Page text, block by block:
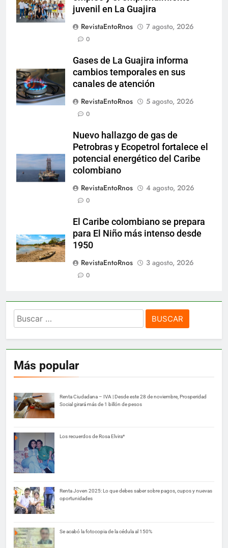
juvenil en La Guajira
RevistaEntoRnos
7 agosto, 2026
0
Gases de La Guajira informa
cambios temporales en sus
canales de atención
RevistaEntoRnos
5 agosto, 2026
0
Nuevo hallazgo de gas de
Petrobras y Ecopetrol fortalece el
potencial energético del Caribe
colombiano
RevistaEntoRnos
4 agosto, 2026
0
El Caribe colombiano se prepara
para El Niño más intenso desde
1950
RevistaEntoRnos
3 agosto, 2026
0
Buscar:
Más popular
Renta Ciudadana – IVA | Desde este 28 de noviembre, Prosperidad
Social girará más de 1 billón de pesos
Los recuerdos de Rosa Elvira*
Renta Joven 2025: Lo que debes saber sobre pagos, cupos y nuevas
oportunidades
Se acabó la fotocopia de la cédula al 150%